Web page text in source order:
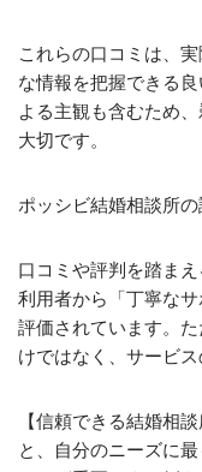
これらの口コミは、
な情報を把握できる
よる主観も含むため
大切です。
ポッシビ結婚相談所
口コミや評判を踏ま
利用者から「丁寧な
評価されています。
けではなく、サービ
【信頼できる結婚相
と、自分のニーズに